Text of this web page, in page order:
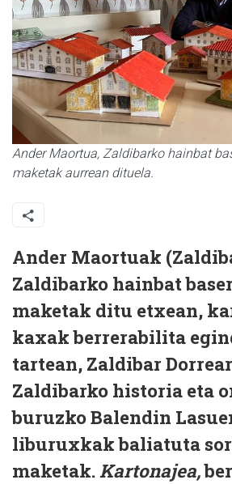
Ander Maortua, Zaldibarko hainbat
maketak aurrean dituela.
Ander Maortuak
Zaldibarko hainbat
maketak ditu etxean,
kaxak berrerabilita
tartean, Zaldibar
Zaldibarko historia eta
buruzko Balendin
liburuxkak baliatuta
maketak.Kartonajea,